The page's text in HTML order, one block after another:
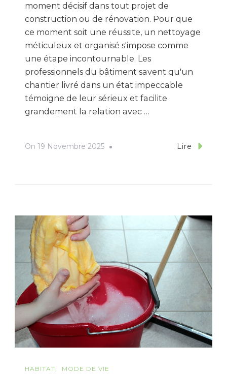
moment décisif dans tout projet de
construction ou de rénovation. Pour que
ce moment soit une réussite, un nettoyage
méticuleux et organisé s'impose comme
une étape incontournable. Les
professionnels du bâtiment savent qu'un
chantier livré dans un état impeccable
témoigne de leur sérieux et facilite
grandement la relation avec …
On 19 Novembre 2025 Lire
HABITAT MODE DE VIE